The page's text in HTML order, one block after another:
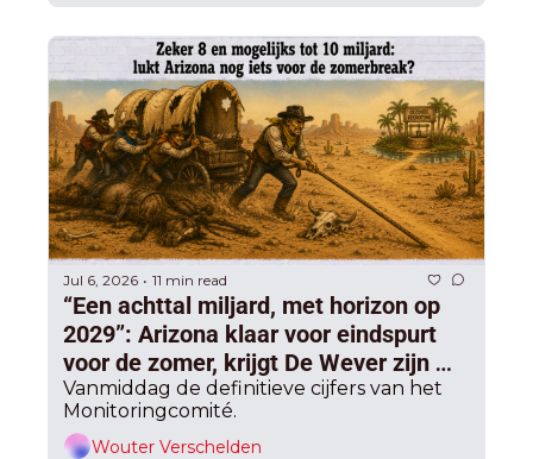
Jul 6, 2026 • 11 min read
“Een achttal miljard, met horizon op
2029”: Arizona klaar voor eindspurt
voor de zomer, krijgt De Wever zijn
lastigste coalitiepartners mee?
Vanmiddag de definitieve cijfers van het
Monitoringcomité.
Wouter Verschelden